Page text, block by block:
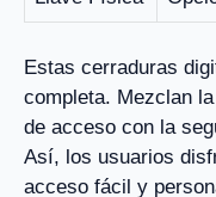
Estas cerraduras
completa. Mezclan
de acceso con la
Así, los usuarios
acceso fácil y